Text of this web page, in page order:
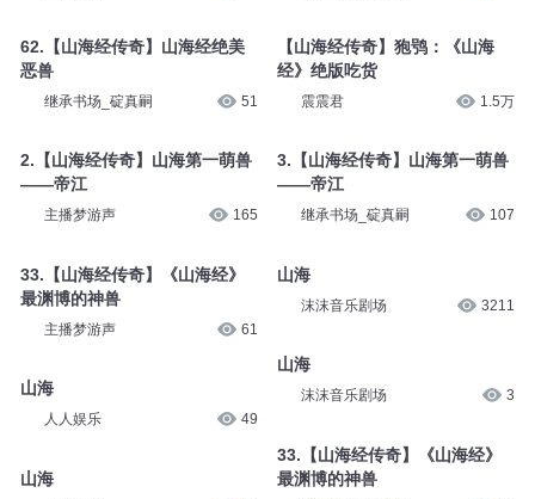
62.【山海经传奇】山海经绝美
恶兽
继承书场_碇真嗣 51
2.【山海经传奇】山海第一萌兽
——帝江
主播梦游声 165
33.【山海经传奇】《山海经》
最渊博的神兽
主播梦游声 61
山海
人人娱乐 49
山海
【山海经传奇】狍鸮：《山海
经》绝版吃货
震震君 1.5万
3.【山海经传奇】山海第一萌兽
——帝江
继承书场_碇真嗣 107
山海
沫沫音乐剧场 3211
山海
沫沫音乐剧场 3
33.【山海经传奇】《山海经》
最渊博的神兽